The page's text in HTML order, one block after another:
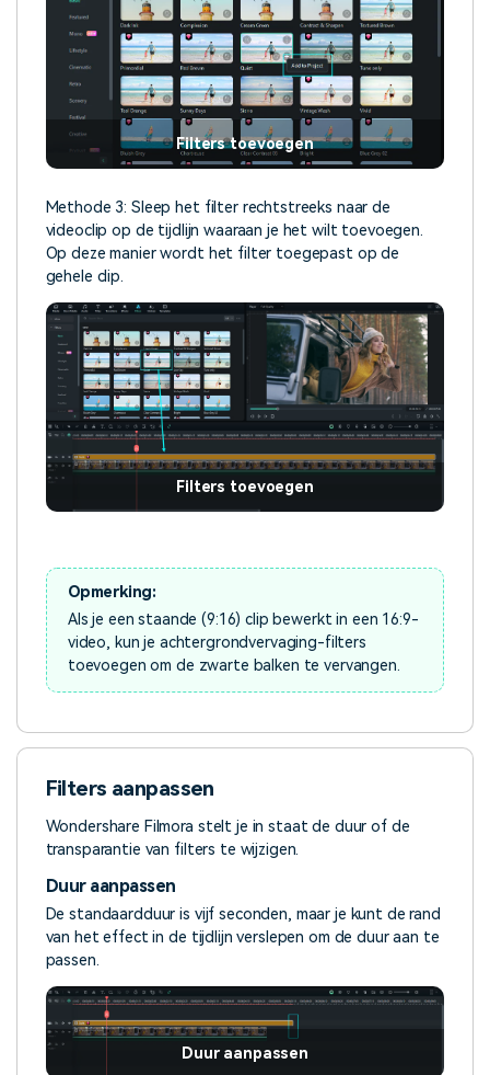
Filters toevoegen
Methode 3: Sleep het filter rechtstreeks naar de
videoclip op de tijdlijn waaraan je het wilt toevoegen.
Op deze manier wordt het filter toegepast op de
gehele clip.
Filters toevoegen
Opmerking:
Als je een staande (9:16) clip bewerkt in een 16:9-
video, kun je achtergrondvervaging-filters
toevoegen om de zwarte balken te vervangen.
Filters aanpassen
Wondershare Filmora stelt je in staat de duur of de
transparantie van filters te wijzigen.
Duur aanpassen
De standaardduur is vijf seconden, maar je kunt de rand
van het effect in de tijdlijn verslepen om de duur aan te
passen.
Duur aanpassen